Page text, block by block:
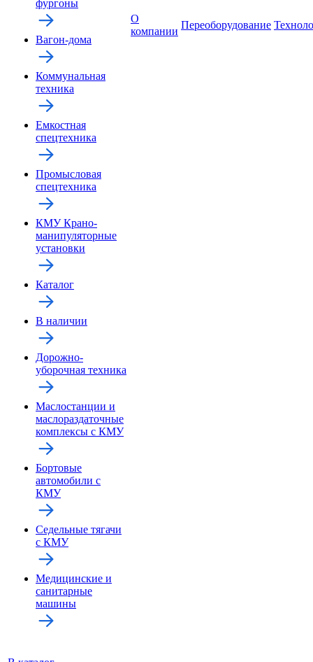
фургоны
Вагон-дома
Коммунальная
техника
Емкостная
спецтехника
Промысловая
спецтехника
КМУ Крано-
манипуляторные
установки
Каталог
В наличии
Дорожно-
уборочная техника
Маслостанции и
маслораздаточные
комплексы с КМУ
Бортовые
автомобили с
КМУ
Седельные тягачи
с КМУ
Медицинские и
санитарные
машины
О
компании
Переоборудование